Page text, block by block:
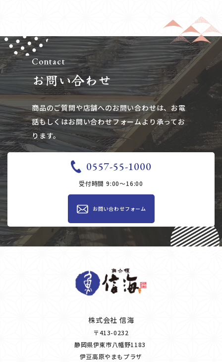
Contact
お問い合わせ
商品のご質問や店舗へのお問い合わせは、​​​​​​​お電
話もしくはお問い合わせフォームより承ってお
ります。
0557-55-1000
受付時間 9:00～16:00
お問い合わせ​​フォーム
株式会社 信海
〒413-0232
静岡県伊東市八幡野1183
​​​​​​​​​​​​伊豆高原やまもプラザ